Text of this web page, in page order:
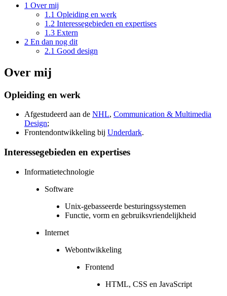
1 Over mij
1.1 Opleiding en werk
1.2 Interessegebieden en expertises
1.3 Extern
2 En dan nog dit
2.1 Good design
Over mij
Opleiding en werk
Afgestudeerd aan de NHL, Communication & Multimedia
Design;
Frontendontwikkeling bij Underdark.
Interessegebieden en expertises
Informatietechnologie
Software
Unix-gebasseerde besturingssystemen
Functie, vorm en gebruiksvriendelijkheid
Internet
Webontwikkeling
Frontend
HTML, CSS en JavaScript